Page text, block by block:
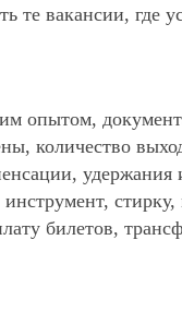
вакансии, где
опытом,
количество
билетов,